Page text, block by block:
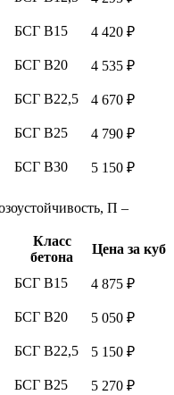
БСГ В15
4 420 ₽
БСГ В20
4 535 ₽
БСГ В22,5
4 670 ₽
БСГ В25
4 790 ₽
БСГ В30
5 150 ₽
П –
Класс
бетона
Цена за куб
БСГ В15
4 875 ₽
БСГ В20
5 050 ₽
БСГ В22,5
5 150 ₽
БСГ В25
5 270 ₽